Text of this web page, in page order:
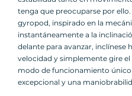
tenga que preocuparse por
gyropod, inspirado en la
instantáneamente a la
delante para avanzar, inclínese
velocidad y simplemente gire
modo de funcionamiento
excepcional y una